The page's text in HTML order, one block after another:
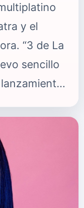
y el
“3 de La
sencillo
millones
el mundo.
se
Yatra,
el pasado